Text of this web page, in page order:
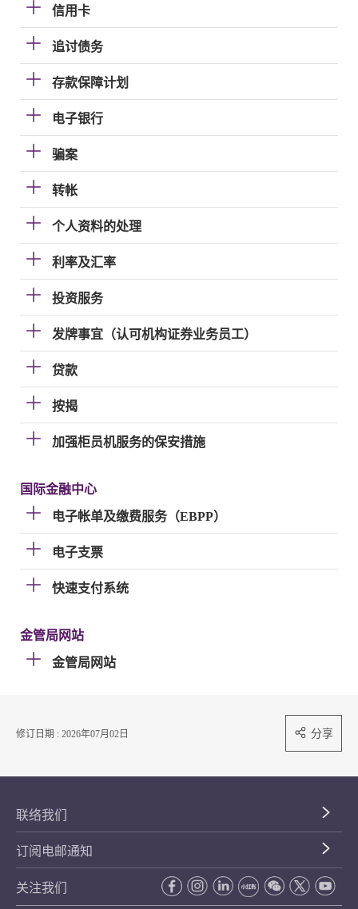
信用卡
追讨债务
存款保障计划
电子银行
骗案
转帐
个人资料的处理
利率及汇率
投资服务
发牌事宜（认可机构证券业务员工）
贷款
按揭
加强柜员机服务的保安措施
国际金融中心
电子帐单及缴费服务（EBPP）
电子支票
快速支付系统
金管局网站
金管局网站
修订日期 : 2026年07月02日 分享
联络我们
订阅电邮通知
关注我们